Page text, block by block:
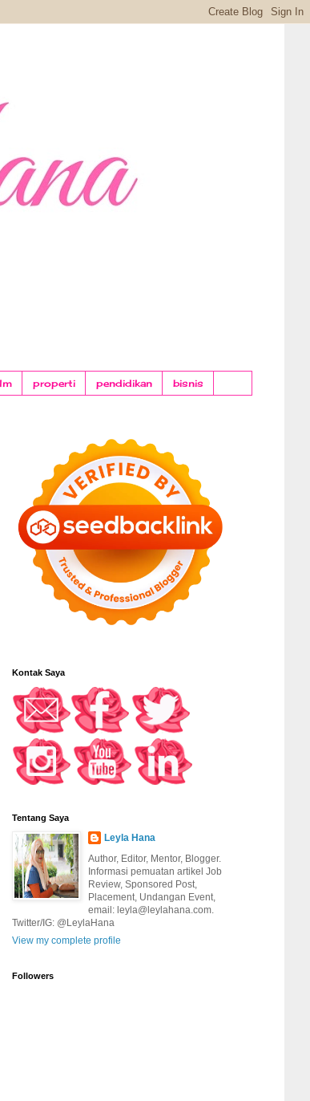
properti pendidikan bisnis
Kontak Saya
Tentang Saya
Leyla Hana
Author, Editor, Mentor, Blogger.
Informasi pemuatan artikel Job
Review, Sponsored Post,
Placement, Undangan Event,
email: leyla@leylahana.com.
Twitter/IG: @LeylaHana
View my complete profile
Followers